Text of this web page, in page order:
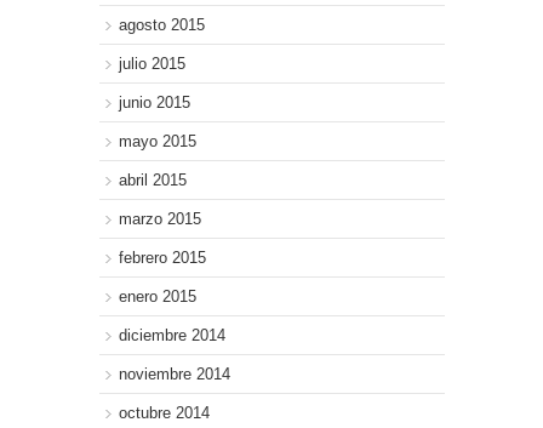
agosto 2015
julio 2015
junio 2015
mayo 2015
abril 2015
marzo 2015
febrero 2015
enero 2015
diciembre 2014
noviembre 2014
octubre 2014